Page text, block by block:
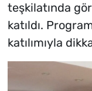
teşkilatında
katıldı.
katılımıyla